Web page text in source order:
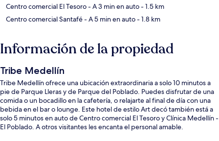
Centro comercial El Tesoro- A 3 min en auto- 1.5 km
Centro comercial Santafé- A 5 min en auto- 1.8 km
Información de la propiedad
Tribe Medellín
Tribe Medellín ofrece una ubicación extraordinaria a solo 10 minutos a
pie de Parque Lleras y de Parque del Poblado. Puedes disfrutar de una
comida o un bocadillo en la cafetería, o relajarte al final de día con una
bebida en el bar o lounge. Este hotel de estilo Art decó también está a
solo 5 minutos en auto de Centro comercial El Tesoro y Clínica Medellín -
El Poblado. A otros visitantes les encanta el personal amable.